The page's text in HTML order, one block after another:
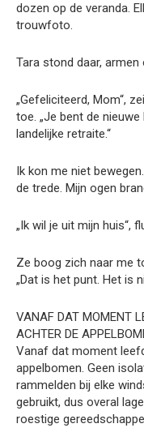
dozen op de veranda.
trouwfoto.
Tara stond daar, armen
„Gefeliciteerd, Mom“,
toe. „Je bent de
landelijke retraite.“
Ik kon me niet
de trede. Mijn ogen
„Ik wil je uit mijn huis“,
Ze boog zich naar me
„Dat is het punt. Het is
VANAF DAT MOMENT
ACHTER DE
Vanaf dat moment
appelbomen. Geen
rammelden bij elke
gebruikt, dus overal
roestige